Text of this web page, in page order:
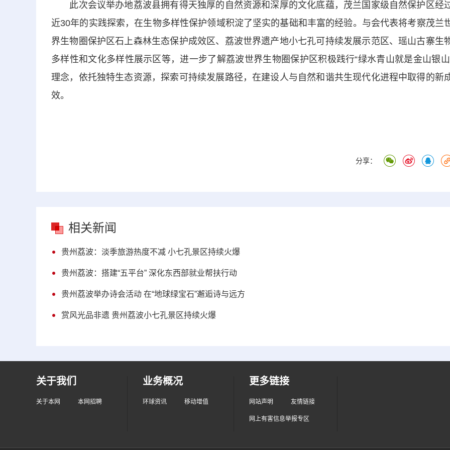
此次会议举办地荔波县拥有得天独厚的自然资源和深厚的文化底蕴，茂兰国家级自然保护区经
近30年的实践探索，在生物多样性保护领域积淀了坚实的基础和丰富的经验。与会代表将考察茂兰
界生物圈保护区石上森林生态保护成效区、荔波世界遗产地小七孔可持续发展示范区、瑶山古寨生
多样性和文化多样性展示区等，进一步了解荔波世界生物圈保护区积极践行“绿水青山就是金山银山
理念，依托独特生态资源，探索可持续发展路径，在建设人与自然和谐共生现代化进程中取得的新
效。
分享：
相关新闻
贵州荔波：淡季旅游热度不减 小七孔景区持续火爆
贵州荔波：搭建“五平台” 深化东西部就业帮扶行动
贵州荔波举办诗会活动 在“地球绿宝石”邂逅诗与远方
赏风光品非遗 贵州荔波小七孔景区持续火爆
关于我们
关于本网 本网招聘
业务概况
环球资讯 移动增值
更多链接
网站声明 友情链接
网上有害信息举报专区